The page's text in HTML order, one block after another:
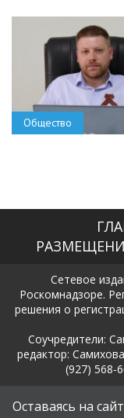
Общество
Сетевое
Роскомнадзоре.
решения о
Соучредители:
редактор:
(927) 568-
Политика в
Оставаясь на